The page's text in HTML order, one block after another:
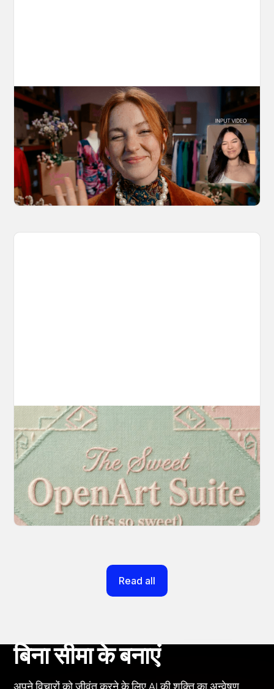
10 Types of Videos You Can Create with
Kling 3.0 Motion Control
Discover 10 video types you can create using
Kling 3.0 Motion Control on OpenArt, from
marketing to storytelling with amazingly
consistent motion and identity.
March 20, 2026
Introducing OpenArt Suite: Create
Without the Chaos
Every tool you need, finally in one place. We
fundamentally rearchitected the OpenArt
creation experience so your workflow finally
moves as fast as your ideas do.
March 20, 2026
Read all
बिना सीमा के बनाएं